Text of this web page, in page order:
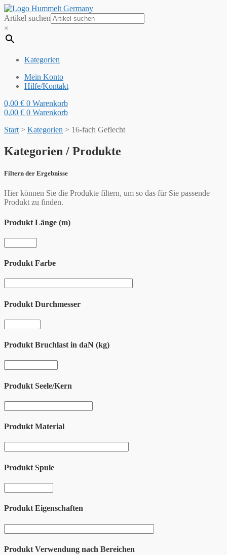
Artikel suchen
×
Kategorien
Mein Konto
Hilfe/Kontakt
0,00 € 0 Warenkorb
0,00 € 0 Warenkorb
Start > Kategorien > 16-fach Geflecht
Kategorien / Produkte
Filtern der Ergebnisse
Hier können Sie die Produkte filtern, um so das für Sie passende
Produkt zu finden.
Produkt Länge (m)
Produkt Farbe
Produkt Durchmesser
Produkt Bruchlast in daN (kg)
Produkt Seele/Kern
Produkt Material
Produkt Spule
Produkt Eigenschaften
Produkt Verwendung nach Bereichen